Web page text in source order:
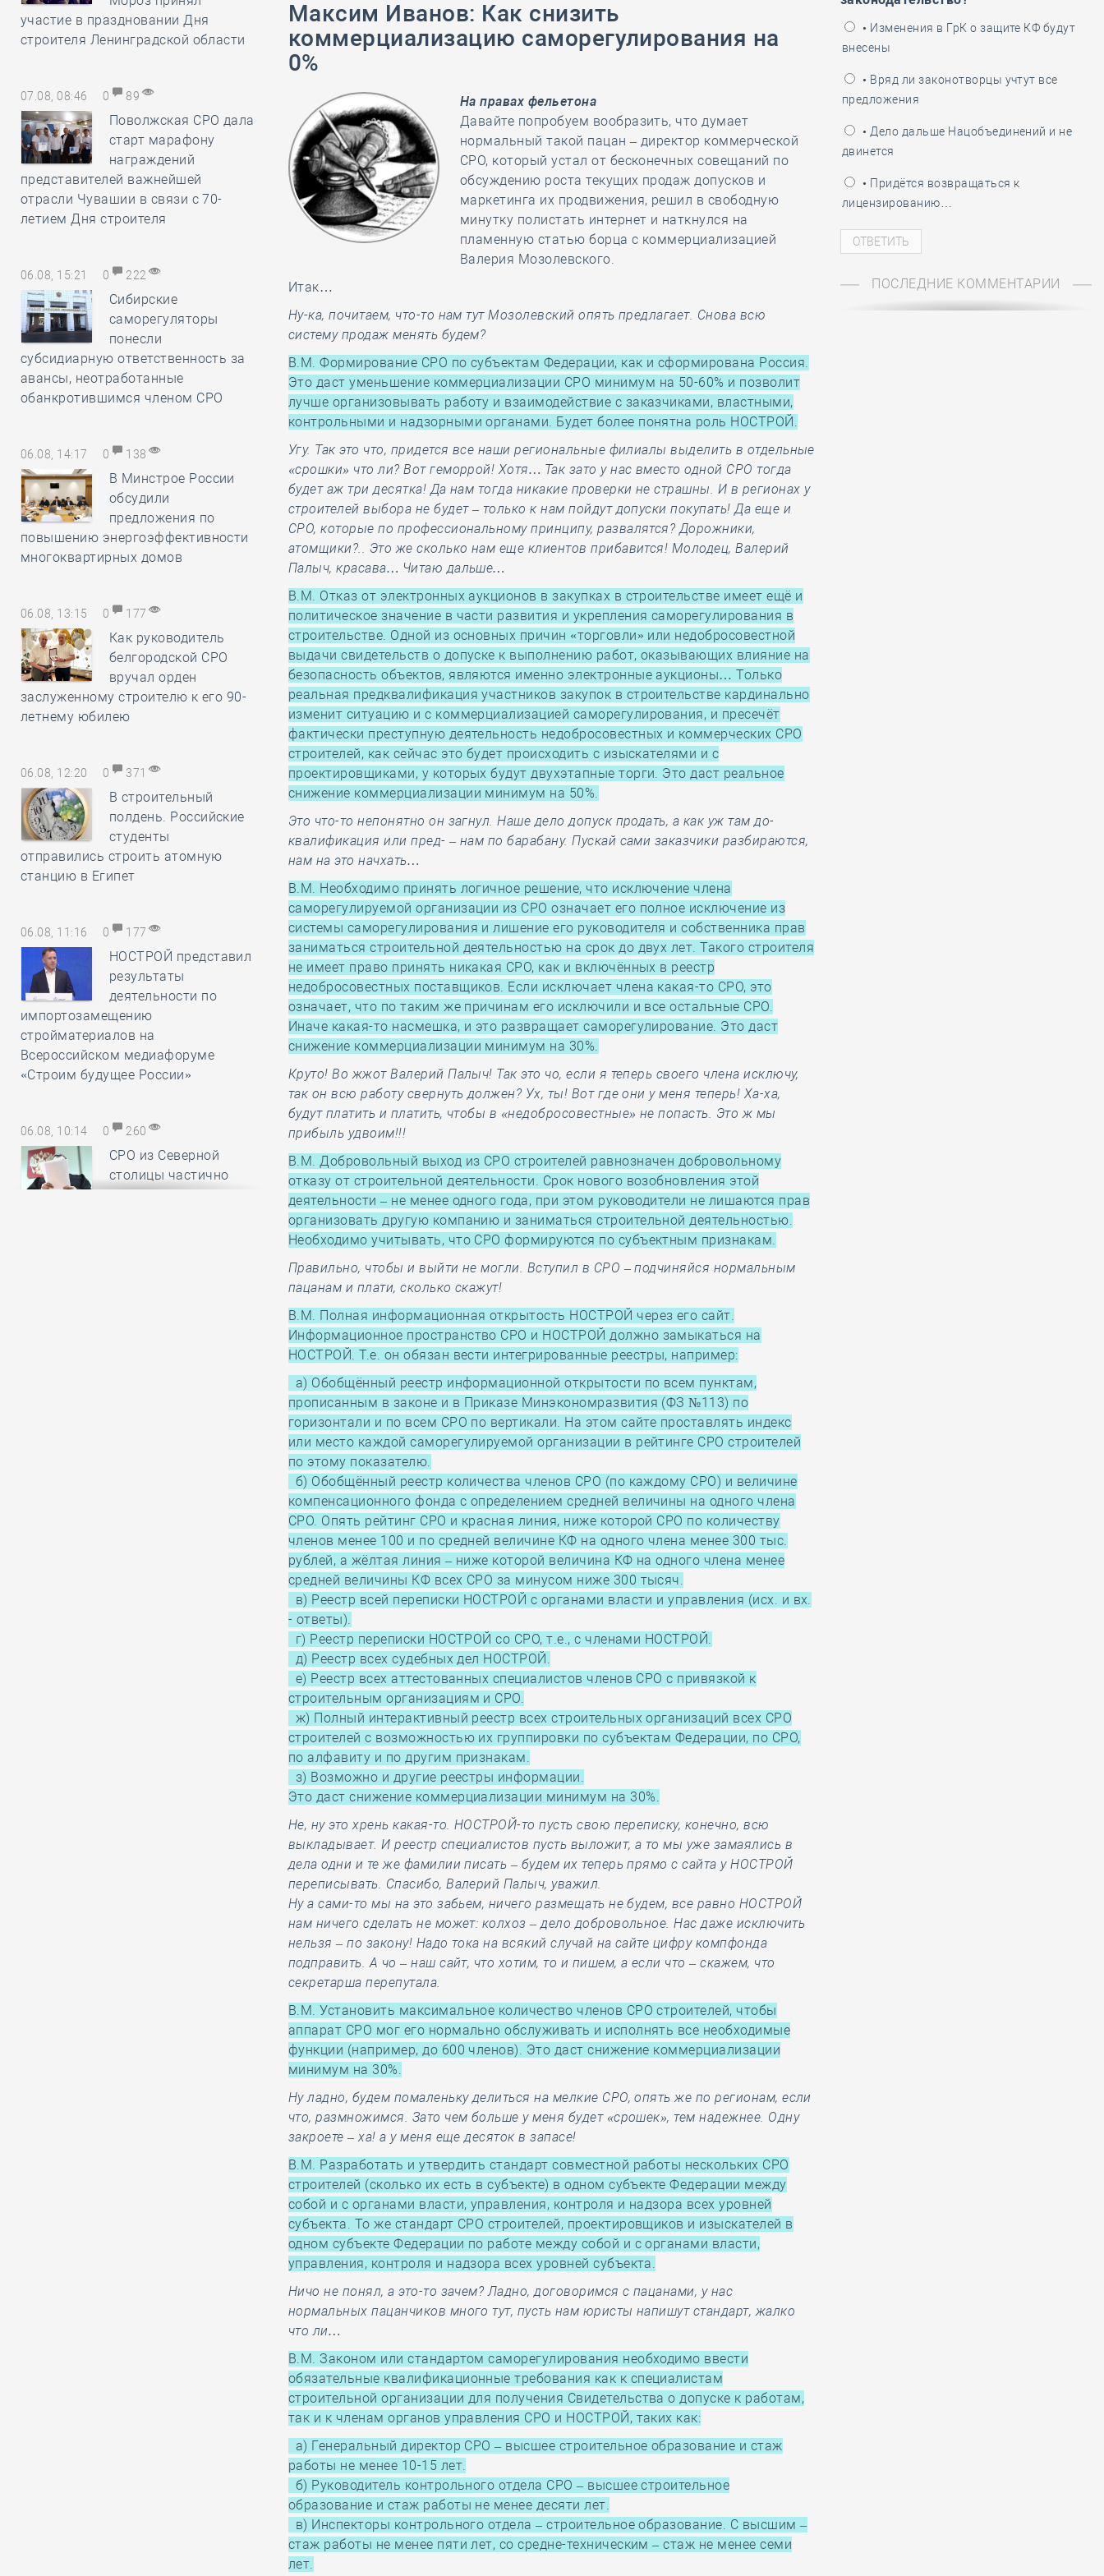
участие в праздновании Дня
строителя Ленинградской области
07.08, 08:46 0 89
Поволжская СРО дала
старт марафону
награждений
представителей важнейшей
отрасли Чувашии в связи с 70-
летием Дня строителя
06.08, 15:21 0 222
Сибирские
саморегуляторы
понесли
субсидиарную ответственность за
авансы, неотработанные
обанкротившимся членом СРО
06.08, 14:17 0 138
В Минстрое России
обсудили
предложения по
повышению энергоэффективности
многоквартирных домов
06.08, 13:15 0 177
Как руководитель
белгородской СРО
вручал орден
заслуженному строителю к его 90-
летнему юбилею
06.08, 12:20 0 371
В строительный
полдень. Российские
студенты
отправились строить атомную
станцию в Египет
06.08, 11:16 0 177
НОСТРОЙ представил
результаты
деятельности по
импортозамещению
стройматериалов на
Всероссийском медиафоруме
«Строим будущее России»
06.08, 10:14 0 260
СРО из Северной
столицы частично
ответила по
Максим Иванов: Как снизить
коммерциализацию саморегулирования на
0%
На правах фельетона
Давайте попробуем вообразить, что думает
нормальный такой пацан – директор коммерческой
СРО, который устал от бесконечных совещаний по
обсуждению роста текущих продаж допусков и
маркетинга их продвижения, решил в свободную
минутку полистать интернет и наткнулся на
пламенную статью борца с коммерциализацией
Валерия Мозолевского.
Итак…
Ну-ка, почитаем, что-то нам тут Мозолевский опять предлагает. Снова всю
систему продаж менять будем?
В.М. Формирование СРО по субъектам Федерации, как и сформирована Россия.
Это даст уменьшение коммерциализации СРО минимум на 50-60% и позволит
лучше организовывать работу и взаимодействие с заказчиками, властными,
контрольными и надзорными органами. Будет более понятна роль НОСТРОЙ.
Угу. Так это что, придется все наши региональные филиалы выделить в отдельные
«срошки» что ли? Вот геморрой! Хотя… Так зато у нас вместо одной СРО тогда
будет аж три десятка! Да нам тогда никакие проверки не страшны. И в регионах у
строителей выбора не будет – только к нам пойдут допуски покупать! Да еще и
СРО, которые по профессиональному принципу, развалятся? Дорожники,
атомщики?.. Это же сколько нам еще клиентов прибавится! Молодец, Валерий
Палыч, красава… Читаю дальше…
В.М. Отказ от электронных аукционов в закупках в строительстве имеет ещё и
политическое значение в части развития и укрепления саморегулирования в
строительстве. Одной из основных причин «торговли» или недобросовестной
выдачи свидетельств о допуске к выполнению работ, оказывающих влияние на
безопасность объектов, являются именно электронные аукционы… Только
реальная предквалификация участников закупок в строительстве кардинально
изменит ситуацию и с коммерциализацией саморегулирования, и пресечёт
фактически преступную деятельность недобросовестных и коммерческих СРО
строителей, как сейчас это будет происходить с изыскателями и с
проектировщиками, у которых будут двухэтапные торги. Это даст реальное
снижение коммерциализации минимум на 50%.
Это что-то непонятно он загнул. Наше дело допуск продать, а как уж там до-
квалификация или пред- – нам по барабану. Пускай сами заказчики разбираются,
нам на это начхать…
В.М. Необходимо принять логичное решение, что исключение члена
саморегулируемой организации из СРО означает его полное исключение из
системы саморегулирования и лишение его руководителя и собственника прав
заниматься строительной деятельностью на срок до двух лет. Такого строителя
не имеет право принять никакая СРО, как и включённых в реестр
недобросовестных поставщиков. Если исключает члена какая-то СРО, это
означает, что по таким же причинам его исключили и все остальные СРО.
Иначе какая-то насмешка, и это развращает саморегулирование. Это даст
снижение коммерциализации минимум на 30%.
Круто! Во жжот Валерий Палыч! Так это чо, если я теперь своего члена исключу,
так он всю работу свернуть должен? Ух, ты! Вот где они у меня теперь! Ха-ха,
будут платить и платить, чтобы в «недобросовестные» не попасть. Это ж мы
прибыль удвоим!!!
В.М. Добровольный выход из СРО строителей равнозначен добровольному
отказу от строительной деятельности. Срок нового возобновления этой
деятельности – не менее одного года, при этом руководители не лишаются прав
организовать другую компанию и заниматься строительной деятельностью.
Необходимо учитывать, что СРО формируются по субъектным признакам.
Правильно, чтобы и выйти не могли. Вступил в СРО – подчиняйся нормальным
пацанам и плати, сколько скажут!
В.М. Полная информационная открытость НОСТРОЙ через его сайт.
Информационное пространство СРО и НОСТРОЙ должно замыкаться на
НОСТРОЙ. Т.е. он обязан вести интегрированные реестры, например:
а) Обобщённый реестр информационной открытости по всем пунктам,
прописанным в законе и в Приказе Минэкономразвития (ФЗ №113) по
горизонтали и по всем СРО по вертикали. На этом сайте проставлять индекс
или место каждой саморегулируемой организации в рейтинге СРО строителей
по этому показателю.
б) Обобщённый реестр количества членов СРО (по каждому СРО) и величине
компенсационного фонда с определением средней величины на одного члена
СРО. Опять рейтинг СРО и красная линия, ниже которой СРО по количеству
членов менее 100 и по средней величине КФ на одного члена менее 300 тыс.
рублей, а жёлтая линия – ниже которой величина КФ на одного члена менее
средней величины КФ всех СРО за минусом ниже 300 тысяч.
в) Реестр всей переписки НОСТРОЙ с органами власти и управления (исх. и вх.
- ответы).
г) Реестр переписки НОСТРОЙ со СРО, т.е., с членами НОСТРОЙ.
д) Реестр всех судебных дел НОСТРОЙ.
е) Реестр всех аттестованных специалистов членов СРО с привязкой к
строительным организациям и СРО.
ж) Полный интерактивный реестр всех строительных организаций всех СРО
строителей с возможностью их группировки по субъектам Федерации, по СРО,
по алфавиту и по другим признакам.
з) Возможно и другие реестры информации.
Это даст снижение коммерциализации минимум на 30%.
Не, ну это хрень какая-то. НОСТРОЙ-то пусть свою переписку, конечно, всю
выкладывает. И реестр специалистов пусть выложит, а то мы уже замаялись в
дела одни и те же фамилии писать – будем их теперь прямо с сайта у НОСТРОЙ
переписывать. Спасибо, Валерий Палыч, уважил.
Ну а сами-то мы на это забьем, ничего размещать не будем, все равно НОСТРОЙ
нам ничего сделать не может: колхоз – дело добровольное. Нас даже исключить
нельзя – по закону! Надо тока на всякий случай на сайте цифру компфонда
подправить. А чо – наш сайт, что хотим, то и пишем, а если что – скажем, что
секретарша перепутала.
В.М. Установить максимальное количество членов СРО строителей, чтобы
аппарат СРО мог его нормально обслуживать и исполнять все необходимые
функции (например, до 600 членов). Это даст снижение коммерциализации
минимум на 30%.
Ну ладно, будем помаленьку делиться на мелкие СРО, опять же по регионам, если
что, размножимся. Зато чем больше у меня будет «срошек», тем надежнее. Одну
закроете – ха! а у меня еще десяток в запасе!
В.М. Разработать и утвердить стандарт совместной работы нескольких СРО
строителей (сколько их есть в субъекте) в одном субъекте Федерации между
собой и с органами власти, управления, контроля и надзора всех уровней
субъекта. То же стандарт СРО строителей, проектировщиков и изыскателей в
одном субъекте Федерации по работе между собой и с органами власти,
управления, контроля и надзора всех уровней субъекта.
Ничо не понял, а это-то зачем? Ладно, договоримся с пацанами, у нас
нормальных пацанчиков много тут, пусть нам юристы напишут стандарт, жалко
что ли…
В.М. Законом или стандартом саморегулирования необходимо ввести
обязательные квалификационные требования как к специалистам
строительной организации для получения Свидетельства о допуске к работам,
так и к членам органов управления СРО и НОСТРОЙ, таких как:
а) Генеральный директор СРО – высшее строительное образование и стаж
работы не менее 10-15 лет.
б) Руководитель контрольного отдела СРО – высшее строительное
образование и стаж работы не менее десяти лет.
в) Инспекторы контрольного отдела – строительное образование. С высшим –
стаж работы не менее пяти лет, со средне-техническим – стаж не менее семи
лет.
• Изменения в ГрК о защите КФ будут
внесены
• Вряд ли законотворцы учтут все
предложения
• Дело дальше Нацобъединений и не
двинется
• Придётся возвращаться к
лицензированию…
ПОСЛЕДНИЕ КОММЕНТАРИИ